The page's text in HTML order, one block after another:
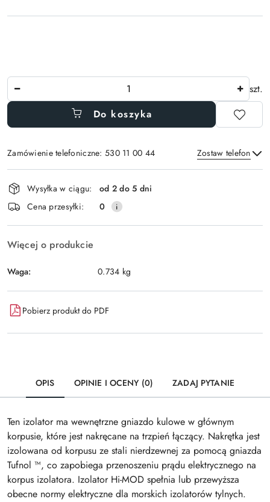
szt.
Do koszyka
Zamówienie telefoniczne: 530 11 00 44 Zostaw telefon
Wyślij
Dostępność
i
dostawa
Wysyłka w ciągu:
od 2 do 5 dni
Cena przesyłki:
0
Więcej o produkcie
Waga: 0.734 kg
Pobierz produkt do PDF
OPIS OPINIE I OCENY (0) ZADAJ PYTANIE
Ten izolator ma wewnętrzne gniazdo kulowe w głównym
korpusie, które jest nakręcane na trzpień łączący. Nakrętka jest
izolowana od korpusu ze stali nierdzewnej za pomocą gniazda
Tufnol ™, co zapobiega przenoszeniu prądu elektrycznego na
korpus izolatora. Izolator Hi-MOD spełnia lub przewyższa
obecne normy elektryczne dla morskich izolatorów tylnych.